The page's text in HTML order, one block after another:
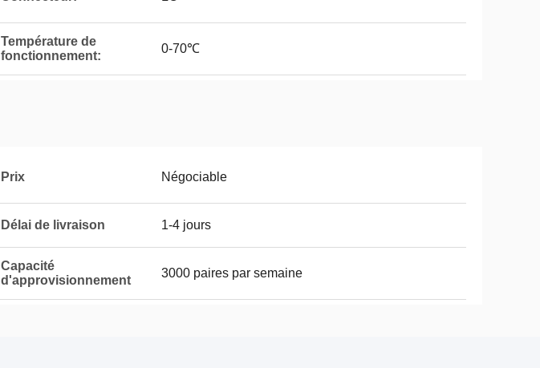
Température de
fonctionnement:
0-70℃
Prix Négociable
Délai de livraison 1-4 jours
Capacité
d'approvisionnement
3000 paires par semaine